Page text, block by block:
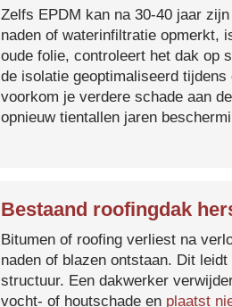
Zelfs EPDM kan na 30-40 jaar
naden of waterinfiltratie opmerkt,
oude folie, controleert het dak op
de isolatie geoptimaliseerd
voorkom je verdere schade aan
opnieuw tientallen jaren
Bestaand roofingdak
Bitumen of roofing verliest na
naden of blazen ontstaan. Dit
structuur. Een dakwerker
vocht- of houtschade en plaatst